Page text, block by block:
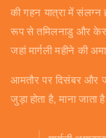
की गहन यात्रा में संलग्न
रूप से तमिलनाडु और केरल
जहां मार्गली महीने की
आमतौर पर दिसंबर और
जुड़ा होता है, माना